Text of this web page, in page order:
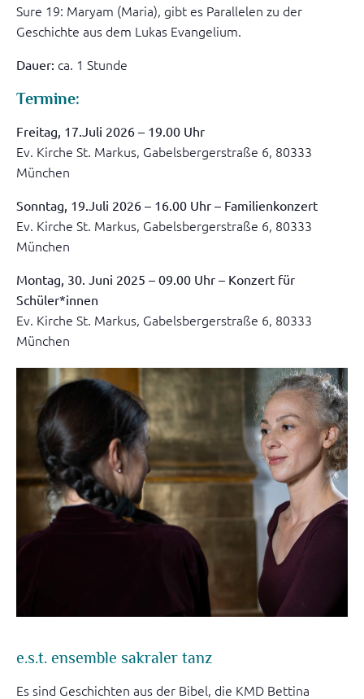
Sure 19: Maryam (Maria), gibt es Parallelen zu der
Geschichte aus dem Lukas Evangelium.
Dauer: ca. 1 Stunde
Termine:
Freitag, 17.Juli 2026 – 19.00 Uhr
Ev. Kirche St. Markus, Gabelsbergerstraße 6, 80333
München
Sonntag, 19.Juli 2026 – 16.00 Uhr – Familienkonzert
Ev. Kirche St. Markus, Gabelsbergerstraße 6, 80333
München
Montag, 30. Juni 2025 – 09.00 Uhr – Konzert für
Schüler*innen
Ev. Kirche St. Markus, Gabelsbergerstraße 6, 80333
München
e.s.t. ensemble sakraler tanz
Es sind Geschichten aus der Bibel, die KMD Bettina